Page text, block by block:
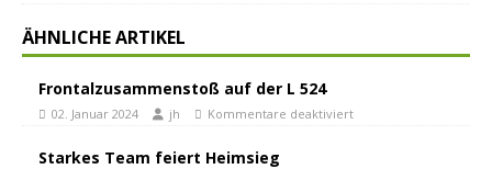
ÄHNLICHE ARTIKEL
Frontalzusammenstoß auf der L 524
02. Januar 2024 jh Kommentare deaktiviert
Starkes Team feiert Heimsieg